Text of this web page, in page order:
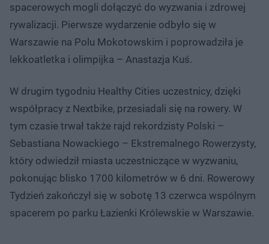
spacerowych mogli dołączyć do wyzwania i zdrowej
rywalizacji. Pierwsze wydarzenie odbyło się w
Warszawie na Polu Mokotowskim i poprowadziła je
lekkoatletka i olimpijka – Anastazja Kuś.
W drugim tygodniu Healthy Cities uczestnicy, dzięki
współpracy z Nextbike, przesiadali się na rowery. W
tym czasie trwał także rajd rekordzisty Polski –
Sebastiana Nowackiego – Ekstremalnego Rowerzysty,
który odwiedził miasta uczestniczące w wyzwaniu,
pokonując blisko 1700 kilometrów w 6 dni. Rowerowy
Tydzień zakończył się w sobotę 13 czerwca wspólnym
spacerem po parku Łazienki Królewskie w Warszawie.